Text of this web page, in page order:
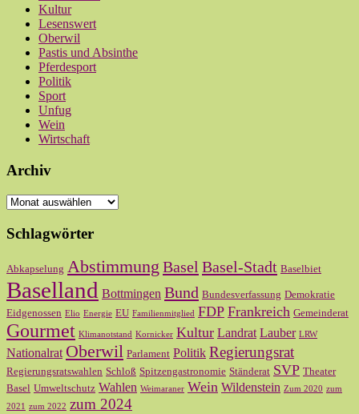
Kultur
Lesenswert
Oberwil
Pastis und Absinthe
Pferdesport
Politik
Sport
Unfug
Wein
Wirtschaft
Archiv
Archiv
Schlagwörter
Abkapselung Abstimmung Basel Basel-Stadt Baselbiet
Baselland Bottmingen Bund Bundesverfassung Demokratie
Eidgenossen Elio Energie EU Familienmitglied FDP Frankreich Gemeinderat
Gourmet Klimanotstand Kornicker Kultur Landrat Lauber LRW
Nationalrat Oberwil Parlament Politik Regierungsrat
Regierungsratswahlen Schloß Spitzengastronomie Ständerat SVP Theater
Basel Umweltschutz Wahlen Weimaraner Wein Wildenstein Zum 2020 zum
2021 zum 2022 zum 2024